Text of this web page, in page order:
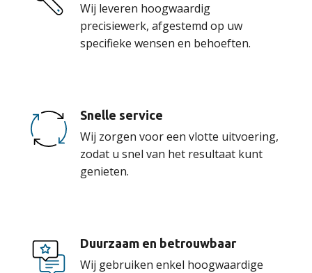
Wij leveren hoogwaardig
precisiewerk, afgestemd op uw
specifieke wensen en behoeften.
Snelle service
Wij zorgen voor een vlotte uitvoering,
zodat u snel van het resultaat kunt
genieten.
Duurzaam en betrouwbaar
Wij gebruiken enkel hoogwaardige